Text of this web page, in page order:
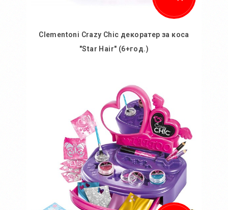
Clementoni Crazy Chic декоратер за коса
"Star Hair" (6+год.)
Додај во желби
Додај за споредба